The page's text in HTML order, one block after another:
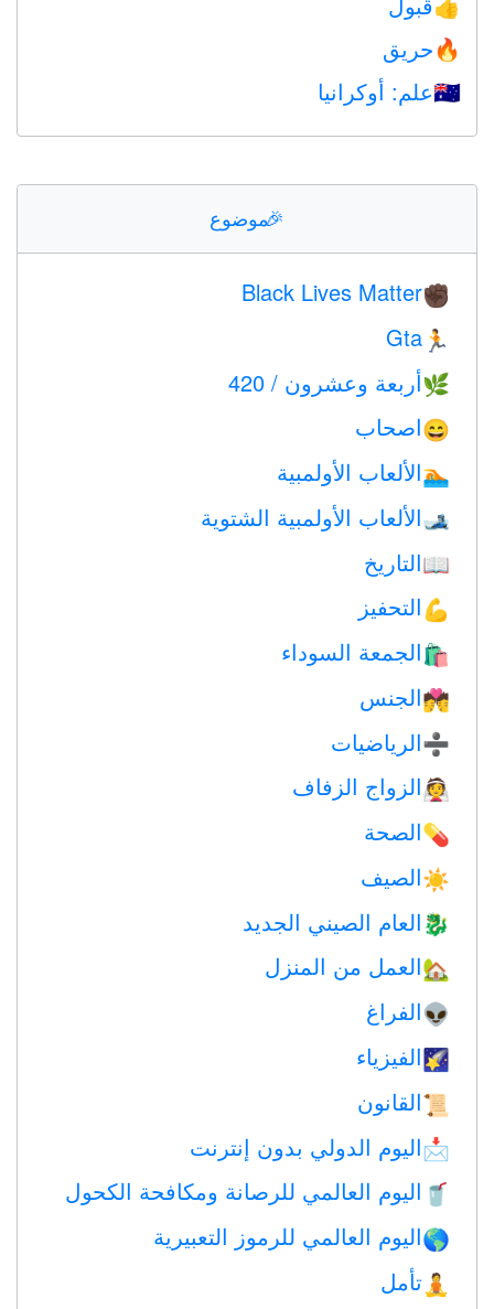
👍
🔥حريق
🇺🇦علم: أوكرانيا
🎉موضوع
✊🏿
Black Lives Matter
🏃
Gta
🌿أربعة وعشرون / 420
😄اصحاب
🏊الألعاب الأولمبية
🎿الألعاب الأولمبية الشتوية
📖التاريخ
💪 التحفيز
🛍الجمعة السوداء
💏الجنس
➗الرياضيات
👰الزواج الزفاف
💊الصحة
☀️الصيف
🐉 العام الصيني الجديد
🏡العمل من المنزل
👽الفراغ
🌠الفيزياء
📜القانون
📩اليوم الدولي بدون إنترنت
🥤 اليوم العالمي للرصانة ومكافحة الكحول
🌎اليوم العالمي للرموز التعبيرية
🧘 تأمل